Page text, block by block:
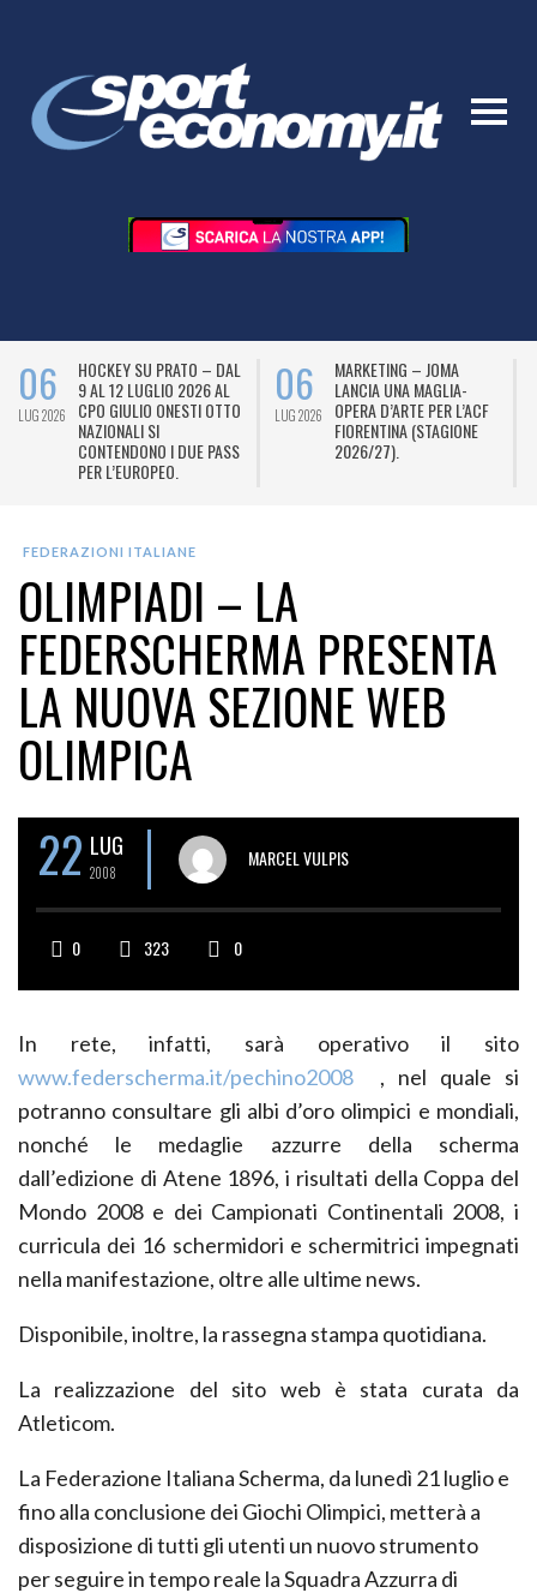
06
LUG 2026
HOCKEY SU PRATO – DAL
9 AL 12 LUGLIO 2026 AL
CPO GIULIO ONESTI OTTO
NAZIONALI SI
CONTENDONO I DUE PASS
PER L’EUROPEO.
06
LUG 2026
MARKETING – JOMA
LANCIA UNA MAGLIA-
OPERA D’ARTE PER L’ACF
FIORENTINA (STAGIONE
2026/27).
FEDERAZIONI ITALIANE
OLIMPIADI – LA
FEDERSCHERMA PRESENTA
LA NUOVA SEZIONE WEB
OLIMPICA
22 LUG
2008
MARCEL VULPIS
0 323 0
In rete, infatti, sarà operativo il sito
www.federscherma.it/pechino2008 , nel quale si
potranno consultare gli albi d’oro olimpici e mondiali,
nonché le medaglie azzurre della scherma
dall’edizione di Atene 1896, i risultati della Coppa del
Mondo 2008 e dei Campionati Continentali 2008, i
curricula dei 16 schermidori e schermitrici impegnati
nella manifestazione, oltre alle ultime news.
Disponibile, inoltre, la rassegna stampa quotidiana.
La realizzazione del sito web è stata curata da
Atleticom.
La Federazione Italiana Scherma, da lunedì 21 luglio e
fino alla conclusione dei Giochi Olimpici, metterà a
disposizione di tutti gli utenti un nuovo strumento
per seguire in tempo reale la Squadra Azzurra di